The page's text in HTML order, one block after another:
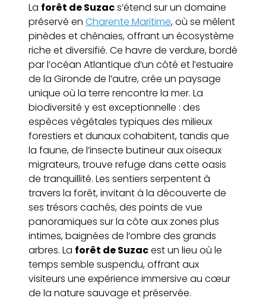
La forêt de Suzacs’étend sur un domaine
préservé en Charente Maritime, où se mêlent
pinèdes et chênaies, offrant un écosystème
riche et diversifié. Ce havre de verdure, bordé
par l’océan Atlantique d’un côté et l’estuaire
de la Gironde de l’autre, crée un paysage
unique où la terre rencontre la mer. La
biodiversité y est exceptionnelle : des
espèces végétales typiques des milieux
forestiers et dunaux cohabitent, tandis que
la faune, de l’insecte butineur aux oiseaux
migrateurs, trouve refuge dans cette oasis
de tranquillité. Les sentiers serpentent à
travers la forêt, invitant à la découverte de
ses trésors cachés, des points de vue
panoramiques sur la côte aux zones plus
intimes, baignées de l’ombre des grands
arbres. La forêt de Suzacest un lieu où le
temps semble suspendu, offrant aux
visiteurs une expérience immersive au cœur
de la nature sauvage et préservée.